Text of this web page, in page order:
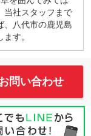
当社スタッフまで
、八代市の鹿児島
す。
問い合わせ